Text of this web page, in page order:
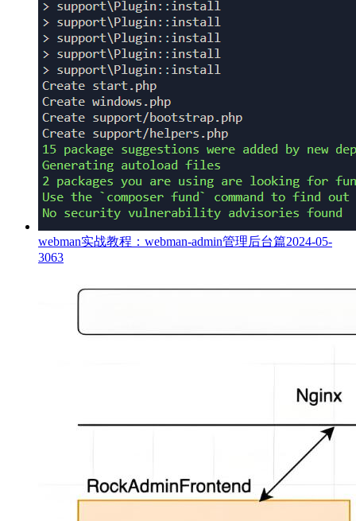
webman实战教程：webman-admin管理后台篇2024-05-
3063